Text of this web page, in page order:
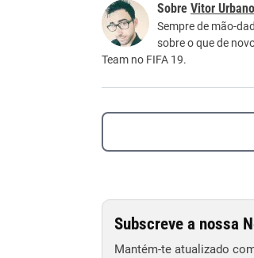
Este conteúdo não tem a
Outro
Vitor Urbano
Sempre de mão-
sobre o que de
Team no FIFA 19.
Subscreve a nossa
Mantém-te atualizado